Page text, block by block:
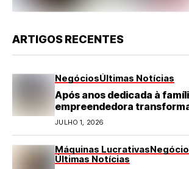
ARTIGOS RECENTES
NegóciosÚltimas Notícias
Após anos dedicada à
empreendedora
turismo em negócio de
JULHO 1, 2026
Máquinas Lucrativas
Últimas Notícias